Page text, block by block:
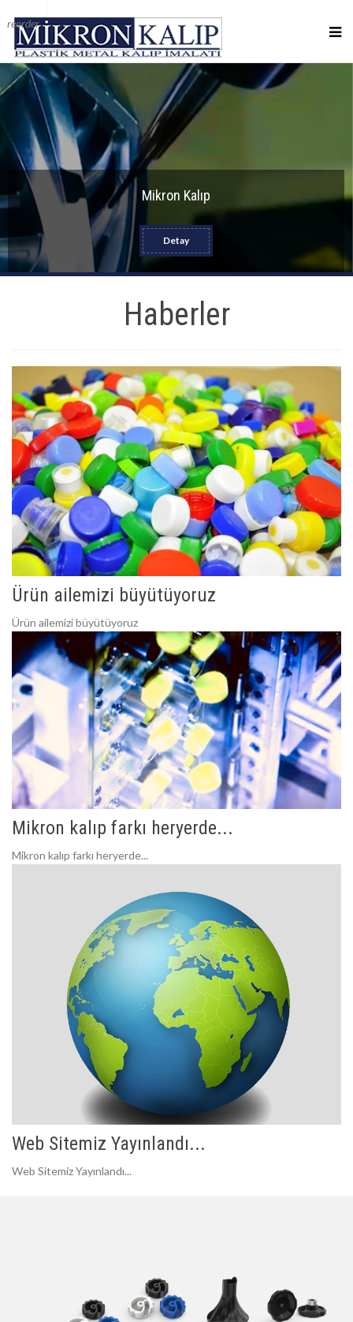
reorder
Mikron Kalıp
Detay
Haberler
Ürün ailemizi büyütüyoruz
Ürün ailemizi büyütüyoruz
Mikron kalıp farkı heryerde...
Mikron kalıp farkı heryerde...
Web Sitemiz Yayınlandı...
Web Sitemiz Yayınlandı...